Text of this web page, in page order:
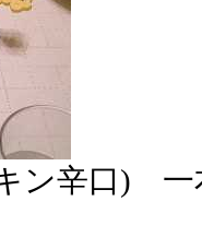
ン辛口) 一